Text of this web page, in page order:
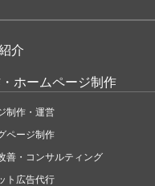
介
ホームページ制作
制作・運営
ページ制作
善・コンサルティング
ト広告代行